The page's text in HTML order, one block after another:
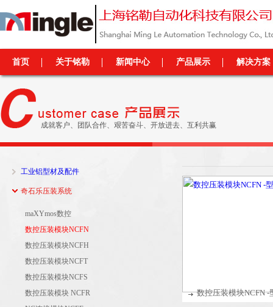
首页 关于铭勒 新闻中心 产品展示 解决方案
成就客户、团队合作、艰苦奋斗、开放进去、互利共赢
工业铝型材及配件
奇石乐压装系统
maXYmos数控
数控压装模块NCFN
数控压装模块NCFH
数控压装模块NCFT
数控压装模块NCFS
数控压装模块 NCFR
数控压装模块NCFN -